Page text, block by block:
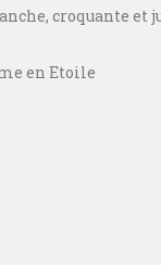
croquante et
en Etoile